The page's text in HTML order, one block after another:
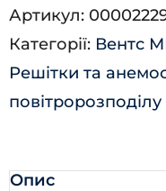
кількість
Артикул:
Категорії: Вентс
Решітки та
повітророзподілу
Опис